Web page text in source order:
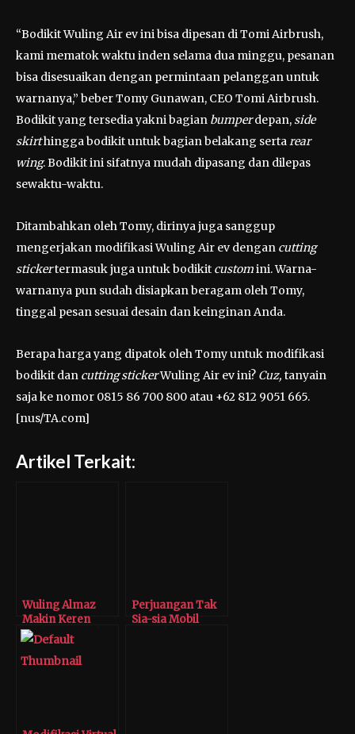
“Bodikit Wuling Air ev ini bisa dipesan di Tomi Airbrush,
kami mematok waktu inden selama dua minggu, pesanan
bisa disesuaikan dengan permintaan pelanggan untuk
warnanya,” beber Tomy Gunawan, CEO Tomi Airbrush.
Bodikit yang tersedia yakni bagian bumperdepan,side
skirthingga bodikit untuk bagian belakang sertarear
wing. Bodikit ini sifatnya mudah dipasang dan dilepas
sewaktu-waktu.
Ditambahkan oleh Tomy, dirinya juga sanggup
mengerjakan modifikasi Wuling Air ev dengan cutting
stickertermasuk juga untuk bodikit customini. Warna-
warnanya pun sudah disiapkan beragam oleh Tomy,
tinggal pesan sesuai desain dan keinginan Anda.
Berapa harga yang dipatok oleh Tomy untuk modifikasi
bodikit dan cutting stickerWuling Air ev ini? Cuz, tanyain
saja ke nomor 0815 86 700 800 atau +62 812 9051 665.
[nus/TA.com]
Artikel Terkait:
Wuling Almaz
Makin Keren
Berkat Modifikasi
LED Projector
Perjuangan Tak
Sia-sia Mobil